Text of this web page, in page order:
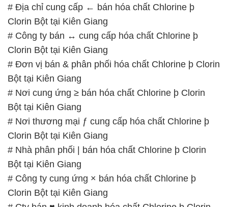
# Địa chỉ cung cấp ← bán hóa chất Chlorine þ
Clorin Bột tại Kiên Giang
# Công ty bán ↔ cung cấp hóa chất Chlorine þ
Clorin Bột tại Kiên Giang
# Đơn vị bán & phân phối hóa chất Chlorine þ Clorin
Bột tại Kiên Giang
# Nơi cung ứng ≥ bán hóa chất Chlorine þ Clorin
Bột tại Kiên Giang
# Nơi thương mại ƒ cung cấp hóa chất Chlorine þ
Clorin Bột tại Kiên Giang
# Nhà phân phối | bán hóa chất Chlorine þ Clorin
Bột tại Kiên Giang
# Công ty cung ứng × bán hóa chất Chlorine þ
Clorin Bột tại Kiên Giang